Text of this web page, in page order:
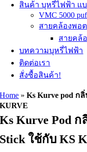
สินค้า บุหรี่ไฟฟ้า แ
VMC 5000
สายคล้องพอต
สายคล้
บทความบุหรี่ไฟฟ้า
ติดต่อเรา
สั่งซื้อสินค้า!
Home »Ks Kurve pod ก
KURVE
Ks Kurve Pod
Stick ใช้กับ KS